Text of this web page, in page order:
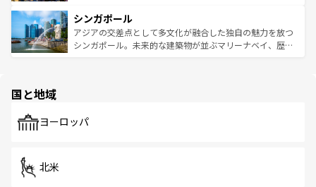
参照してほしい。
激する。気候は一年中温暖で、どの季節にも異なる楽しみ
が待っている。親しみやすいタイの人々、仏教を中心とし
た文化、そして多様な観光資源が、訪れる旅人を魅了し続
み、どこを訪れても感動するはず。観光スポットが密集し
ており、効率よく見どころを回れるのも魅力。息をのむよ
うな絶景から文化的な体験まで、香港を存分に楽しみ尽く
シンガポール
アジアの交差点として多文化が融合した独自の魅力を放つ
シンガポール。未来的な建築物が並ぶマリーナベイ、歴史
で、ホーカーズは地元の風情を楽しめる外せないスポット
国と地域
ヨーロッパ
北米